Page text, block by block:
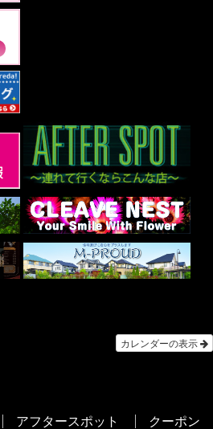
カレンダーの表示
アフタースポット クーポン